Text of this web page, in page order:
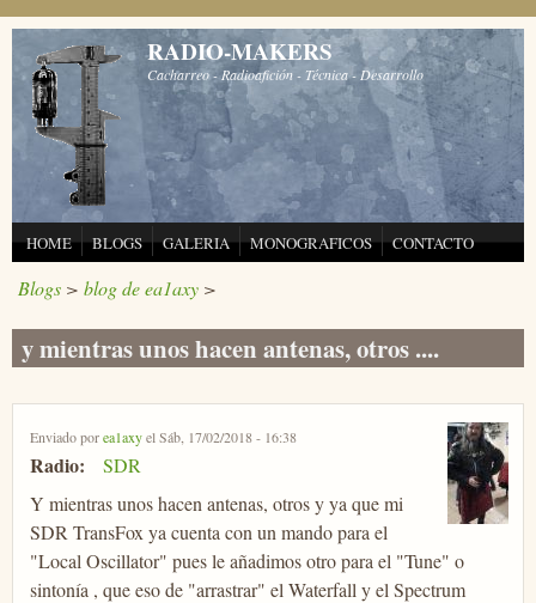
Pasar al contenido principal
RADIO-MAKERS
Cacharreo - Radioafición - Técnica - Desarrollo
HOME BLOGS GALERIA MONOGRAFICOS CONTACTO
Blogs > blog de ea1axy >
y mientras unos hacen antenas, otros ....
Enviado porea1axyel Sáb, 17/02/2018 - 16:38
Radio:
SDR
Y mientras unos hacen antenas, otros y ya que mi
SDR TransFox ya cuenta con un mando para el
"Local Oscillator" pues le añadimos otro para el "Tune" o
sintonía , que eso de "arrastrar" el Waterfall y el Spectrum